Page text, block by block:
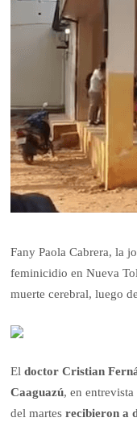
Fany Paola Cabrera, la
feminicidio en Nueva
muerte cerebral, luego
Eldoctor Cristian
Caaguazú, en
del martesrecibieron a